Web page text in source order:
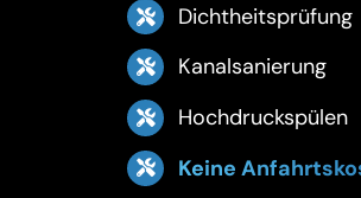
Dichtheitsprüfung
Kanalsanierung
Hochdruckspülen
Keine